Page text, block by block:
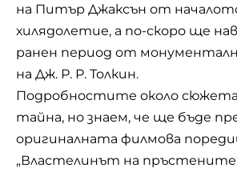
на Питър Джаксън от
хилядолетие, а по-скоро ще
ранен период от
на Дж. Р. Р. Толкин.
Подробностите около
тайна, но знаем, че ще бъде
оригиналната филмова
„Властелинът на